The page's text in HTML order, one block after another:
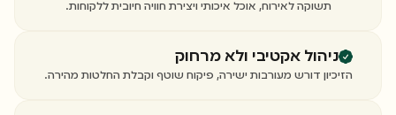
תשוקה לאירוח, אוכל איכותי ויצירת חוויה חיובית ללקוחות.
ניהול אקטיבי ולא מרחוק
הזיכיון דורש מעורבות ישירה, פיקוח שוטף וקבלת החלטות מהירה.